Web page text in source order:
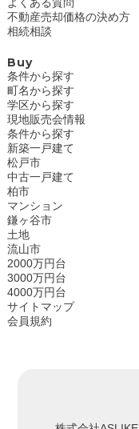
不動産売却価格の決め方
相続相談
Buy
条件から探す
町名から探す
学区から探す
現地販売会情報
条件から探す
新築一戸建て
松戸市
中古一戸建て
柏市
マンション
鎌ヶ谷市
土地
流山市
2000万円台
3000万円台
4000万円台
サイトマップ
会員規約